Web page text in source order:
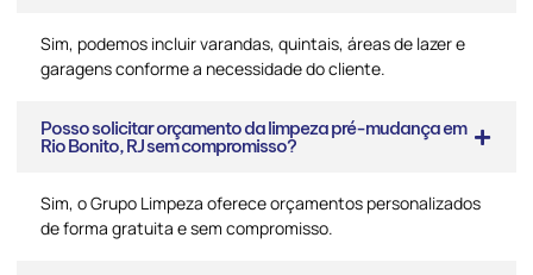
Sim, podemos incluir varandas, quintais, áreas de lazer e
garagens conforme a necessidade do cliente.
Posso solicitar orçamento da limpeza pré-mudança em
Rio Bonito, RJ sem compromisso?
Sim, o Grupo Limpeza oferece orçamentos personalizados
de forma gratuita e sem compromisso.